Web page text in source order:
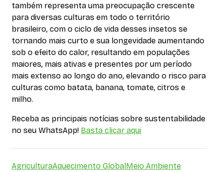
também representa uma preocupação crescente
para diversas culturas em todo o território
brasileiro, com o ciclo de vida desses insetos se
tornando mais curto e sua longevidade aumentando
sob o efeito do calor, resultando em populações
maiores, mais ativas e presentes por um período
mais extenso ao longo do ano, elevando o risco para
culturas como batata, banana, tomate, citros e
milho.
Receba as principais notícias sobre sustentabilidade
no seu WhatsApp! Basta clicar aqui
AgriculturaAquecimento GlobalMeio Ambiente